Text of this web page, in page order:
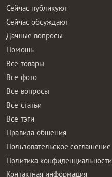
Сейчас публикуют
Сейчас обсуждают
Дачные вопросы
Помощь
Все товары
Все фото
Все вопросы
Все статьи
Все тэги
Правила общения
Пользовательское соглашение
Политика конфиденциальности
Контактная информация